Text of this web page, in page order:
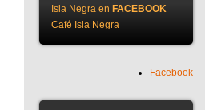
Isla Negra en FACEBOOK
Café Isla Negra
Facebook